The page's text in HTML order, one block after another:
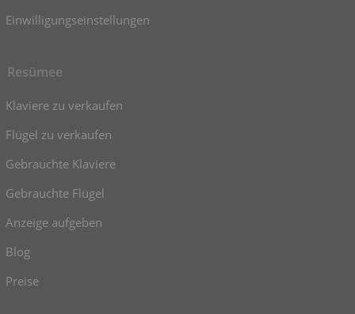
Einwilligungseinstellungen
Resümee
Klaviere zu verkaufen
Flügel zu verkaufen
Gebrauchte Klaviere
Gebrauchte Flügel
Anzeige aufgeben
Blog
Preise